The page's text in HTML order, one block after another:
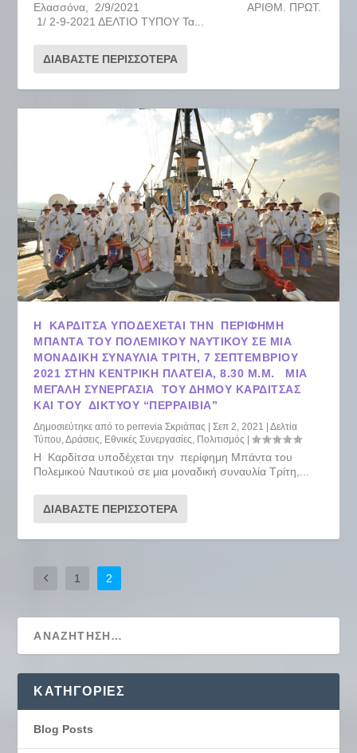
Ελασσόνα, 2/9/2021 ΑΡΙΘΜ. ΠΡΩΤ.
1/ 2-9-2021 ΔΕΛΤΙΟ ΤΥΠΟΥ Τα...
ΔΙΑΒΆΣΤΕ ΠΕΡΙΣΣΌΤΕΡΑ
Η ΚΑΡΔΊΤΣΑ ΥΠΟΔΈΧΕΤΑΙ ΤΗΝ ΠΕΡΊΦΗΜΗ
ΜΠΆΝΤΑ ΤΟΥ ΠΟΛΕΜΙΚΟΎ ΝΑΥΤΙΚΟΎ ΣΕ ΜΙΑ
ΜΟΝΑΔΙΚΉ ΣΥΝΑΥΛΊΑ ΤΡΊΤΗ, 7 ΣΕΠΤΕΜΒΡΊΟΥ
2021 ΣΤΗΝ ΚΕΝΤΡΙΚΉ ΠΛΑΤΕΊΑ, 8.30 Μ.Μ. ΜΙΑ
ΜΕΓΆΛΗ ΣΥΝΕΡΓΑΣΊΑ ΤΟΥ ΔΉΜΟΥ ΚΑΡΔΊΤΣΑΣ
ΚΑΙ ΤΟΥ ΔΙΚΤΎΟΥ “ΠΕΡΡΑΙΒΙΑ”
Δημοσιεύτηκε από τοperrevia Σκριάπας |Σεπ 2, 2021 |Δελτία
Τύπου,Δράσεις, Εθνικές Συνεργασίες, Πολιτισμός |
Η Καρδίτσα υποδέχεται την περίφημη Μπάντα του
Πολεμικού Ναυτικού σε μια μοναδική συναυλία Τρίτη,...
ΔΙΑΒΆΣΤΕ ΠΕΡΙΣΣΌΤΕΡΑ
1 2
KΑΤΗΓΟΡΊΕΣ
Blog Posts